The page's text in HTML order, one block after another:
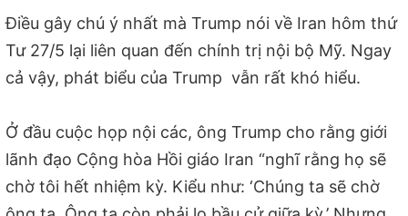
Điều gây chú ý nhất mà Trump nói về Iran hôm thứ
Tư 27/5 lại liên quan đến chính trị nội bộ Mỹ. Ngay
cả vậy, phát biểu của Trump vẫn rất khó hiểu.
Ở đầu cuộc họp nội các, ông Trump cho rằng giới
lãnh đạo Cộng hòa Hồi giáo Iran “nghĩ rằng họ sẽ
chờ tôi hết nhiệm kỳ. Kiểu như: ‘Chúng ta sẽ chờ